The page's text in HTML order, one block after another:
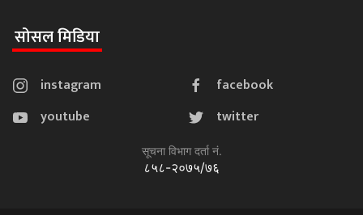
सोसल मिडिया
instagram
facebook
youtube
twitter
सूचना विभाग दर्ता नं.
८५८-२०७५/७६